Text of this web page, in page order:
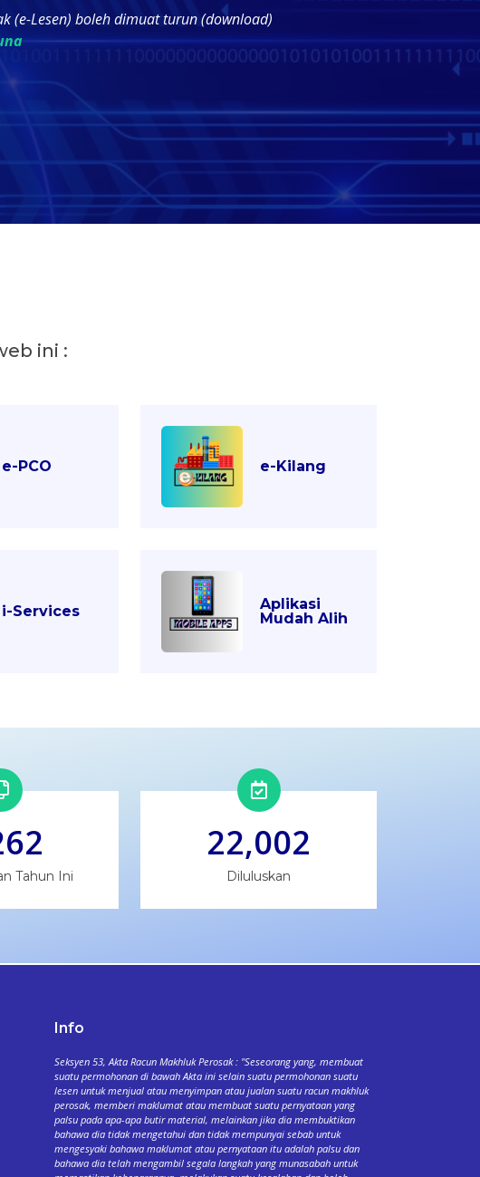
(e-Lesen) boleh dimuat turun (download)
ini :
e-PCO e-Kilang
i-Services
Aplikasi
Mudah Alih
Tahun Ini
22,002
Diluluskan
Info
Seksyen 53, Akta Racun Makhluk Perosak : "Seseorang yang, membuat
suatu permohonan di bawah Akta ini selain suatu permohonan suatu
lesen untuk menjual atau menyimpan atau jualan suatu racun makhluk
perosak, memberi maklumat atau membuat suatu pernyataan yang
palsu pada apa-apa butir material, melainkan jika dia membuktikan
bahawa dia tidak mengetahui dan tidak mempunyai sebab untuk
mengesyaki bahawa maklumat atau pernyataan itu adalah palsu dan
bahawa dia telah mengambil segala langkah yang munasabah untuk